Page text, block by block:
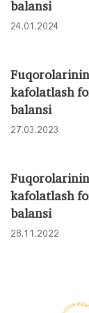
balansi
24.01.2024
kafolatlash
balansi
27.03.2023
kafolatlash
balansi
28.11.2022